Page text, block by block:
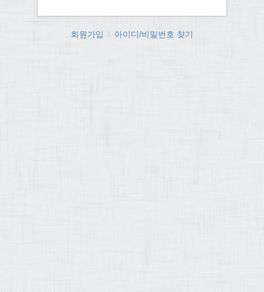
회원가입 아이디/비밀번호 찾기